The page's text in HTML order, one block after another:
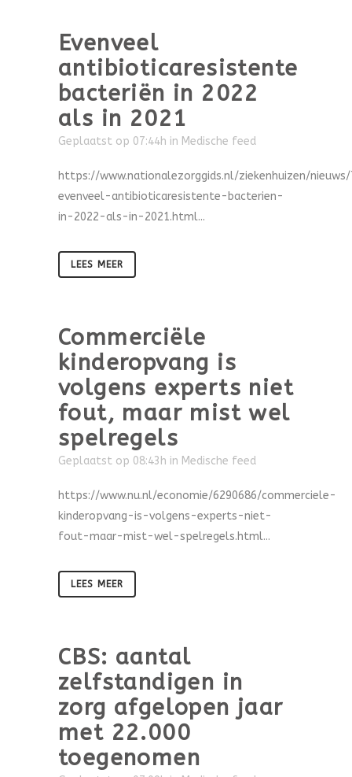
Evenveel
antibioticaresistente
bacteriën in 2022
als in 2021
Geplaatst op 07:44h in Medische feed
https://www.nationalezorggids.nl/ziekenhuizen/
evenveel-antibioticaresistente-bacterien-
in-2022-als-in-2021.html...
LEES MEER
Commerciële
kinderopvang is
volgens experts niet
fout, maar mist wel
spelregels
Geplaatst op 08:43h in Medische feed
https://www.nu.nl/economie/6290686/commerciele-
kinderopvang-is-volgens-experts-niet-
fout-maar-mist-wel-spelregels.html...
LEES MEER
CBS: aantal
zelfstandigen in
zorg afgelopen jaar
met 22.000
toegenomen